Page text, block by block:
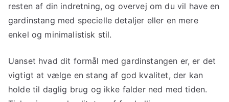
resten af din indretning, og overvej om du vil have en
gardinstang med specielle detaljer eller en mere
enkel og minimalistisk stil.
Uanset hvad dit formål med gardinstangen er, er det
vigtigt at vælge en stang af god kvalitet, der kan
holde til daglig brug og ikke falder ned med tiden.